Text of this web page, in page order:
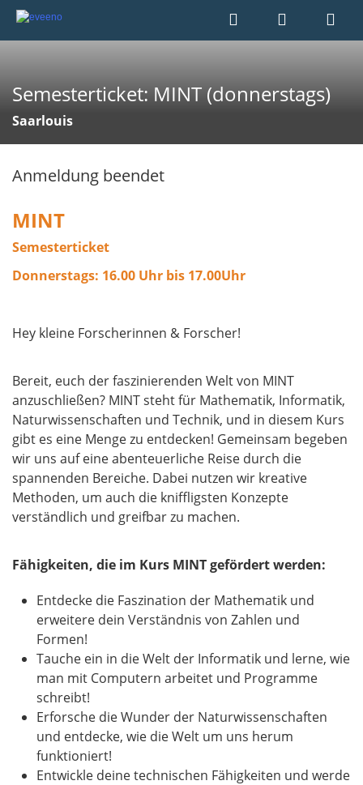
Semesterticket: MINT (donnerstags)
Saarlouis
Anmeldung beendet
MINT
Semesterticket
Donnerstags: 16.00 Uhr bis 17.00Uhr
Hey kleine Forscherinnen & Forscher!
Bereit, euch der faszinierenden Welt von MINT
anzuschließen? MINT steht für Mathematik, Informatik,
Naturwissenschaften und Technik, und in diesem Kurs
gibt es eine Menge zu entdecken! Gemeinsam begeben
wir uns auf eine abenteuerliche Reise durch die
spannenden Bereiche. Dabei nutzen wir kreative
Methoden, um auch die kniffligsten Konzepte
verständlich und greifbar zu machen.
Fähigkeiten, die im Kurs MINT gefördert werden:
Entdecke die Faszination der Mathematik und
erweitere dein Verständnis von Zahlen und
Formen!
Tauche ein in die Welt der Informatik und lerne, wie
man mit Computern arbeitet und Programme
schreibt!
Erforsche die Wunder der Naturwissenschaften
und entdecke, wie die Welt um uns herum
funktioniert!
Entwickle deine technischen Fähigkeiten und werde